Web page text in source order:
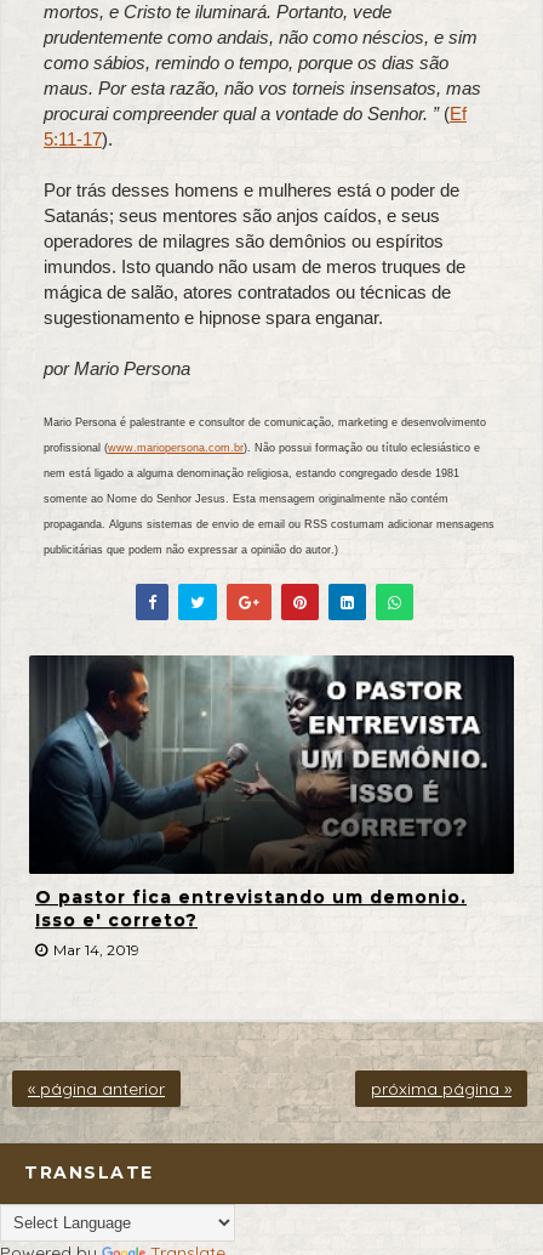
mortos, e Cristo te iluminará. Portanto, vede
prudentemente como andais, não como néscios, e sim
como sábios, remindo o tempo, porque os dias são
maus. Por esta razão, não vos torneis insensatos, mas
procurai compreender qual a vontade do Senhor. ”(Ef
5:11-17).
Por trás desses homens e mulheres está o poder de
Satanás; seus mentores são anjos caídos, e seus
operadores de milagres são demônios ou espíritos
imundos. Isto quando não usam de meros truques de
mágica de salão, atores contratados ou técnicas de
sugestionamento e hipnose spara enganar.
por Mario Persona
Mario Persona é palestrante e consultor de comunicação, marketing e desenvolvimento
profissional (www.mariopersona.com.br). Não possui formação ou título eclesiástico e
nem está ligado a alguma denominação religiosa, estando congregado desde 1981
somente ao Nome do Senhor Jesus. Esta mensagem originalmente não contém
propaganda. Alguns sistemas de envio de email ou RSS costumam adicionar mensagens
publicitárias que podem não expressar a opinião do autor.)
O pastor fica entrevistando um demonio.
Isso e' correto?
Mar 14, 2019
« página anterior próxima página »
TRANSLATE